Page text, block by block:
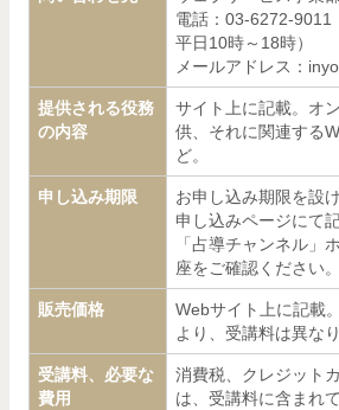
電話：03-6272-9011
平日10時～18時）
メールアドレス：
提供される役務
の内容
サイト上に記載。オ
供、それに関連する
ど。
申し込み期限
お申し込み期限を設
申し込みページにて
「占導チャンネル」
座をご確認ください。
販売価格
Webサイト上に記載
より、受講料は異なり
受講料、必要な
費用
消費税、クレジット
は、受講料に含まれ